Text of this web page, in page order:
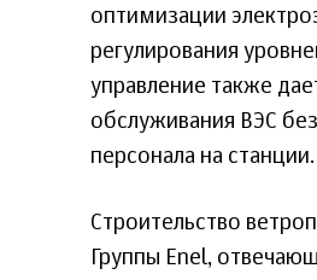
оптимизации
регулирования
управление также
обслуживания ВЭС
персонала на станции.
Строительство
Группы Enel,